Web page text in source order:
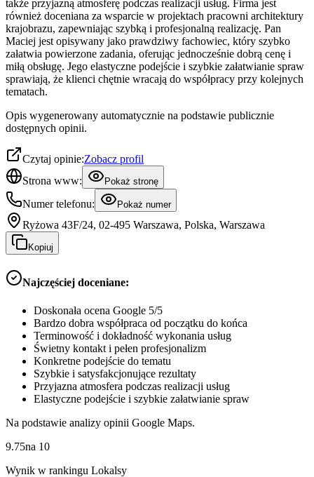
także przyjazną atmosferę podczas realizacji usług. Firma jest
również doceniana za wsparcie w projektach pracowni architektury
krajobrazu, zapewniając szybką i profesjonalną realizację. Pan
Maciej jest opisywany jako prawdziwy fachowiec, który szybko
załatwia powierzone zadania, oferując jednocześnie dobrą cenę i
miłą obsługę. Jego elastyczne podejście i szybkie załatwianie spraw
sprawiają, że klienci chętnie wracają do współpracy przy kolejnych
tematach.
Opis wygenerowany automatycznie na podstawie publicznie
dostępnych opinii.
Czytaj opinie:Zobacz profil
Strona www:
Pokaż stronę
Numer telefonu: Pokaż numer
Ryżowa 43F/24, 02-495 Warszawa, Polska, Warszawa
Kopiuj
Najczęściej doceniane:
Doskonała ocena Google 5/5
Bardzo dobra współpraca od początku do końca
Terminowość i dokładność wykonania usług
Świetny kontakt i pełen profesjonalizm
Konkretne podejście do tematu
Szybkie i satysfakcjonujące rezultaty
Przyjazna atmosfera podczas realizacji usług
Elastyczne podejście i szybkie załatwianie spraw
Na podstawie analizy opinii Google Maps.
9.75na 10
Wynik w rankingu Lokalsy